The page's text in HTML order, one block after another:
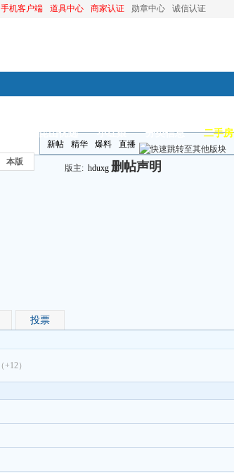
手机客户端 道具中心 商家认证 勋章中心 诚信认证
昆山优选 小红娘 分类信息 二手房
本版
新帖 精华 爆料 直播
版主: hduxg 删帖声明
投票
（+12）